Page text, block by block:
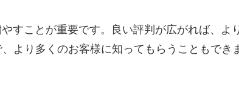
ことが重要です。良い評判が広がれば、よ
より多くのお客様に知ってもらうこともでき